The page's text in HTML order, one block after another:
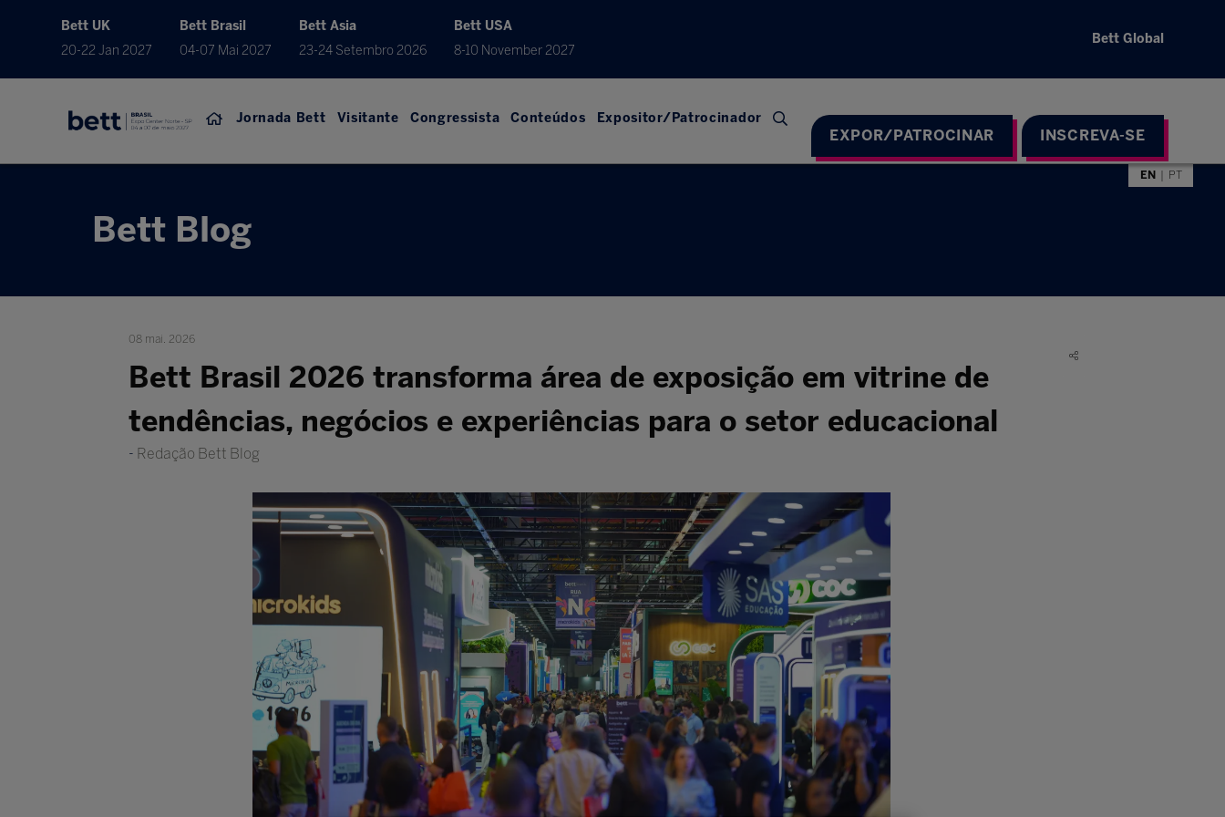
Bett UK
20-22 Jan 2027
Bett Brasil
04-07 Mai 2027
Bett Asia
23-24 Setembro 2026
Bett USA
8-10 November 2027
Bett Global
Jornada Bett Visitante Congressista Conteúdos Expositor/Patrocinador
EXPOR/PATROCINAR INSCREVA-SE
EN PT
Bett Blog
08 mai. 2026
Bett Brasil 2026 transforma área de exposição em vitrine de
tendências, negócios e experiências para o setor educacional
Redação Bett Blog